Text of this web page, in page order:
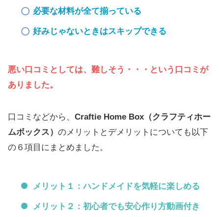
必要な材料が全て揃っている
好みじゃないときはスキップできる
悪い口コミとしては、難しそう・・・という口コミが
ありました。
口コミなどから、 Craftie Home Box（クラフティホー
ムボックス） のメリットとデメリットについても以下
の６項目にまとめました。
メリット１：ハンドメイドを気軽に楽しめる
メリット２：初心者でも安心作り方動画付き